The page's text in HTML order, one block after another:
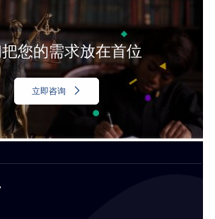
您的需求放在首位
立即咨询